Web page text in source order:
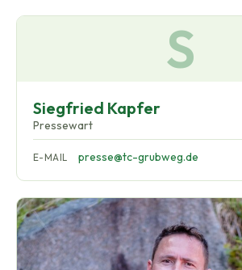
S
Siegfried Kapfer
Pressewart
E-MAIL presse@tc-grubweg.de